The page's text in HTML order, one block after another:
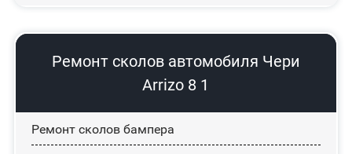
Ремонт сколов автомобиля Чери
Arrizo 8 1
Ремонт сколов бампера